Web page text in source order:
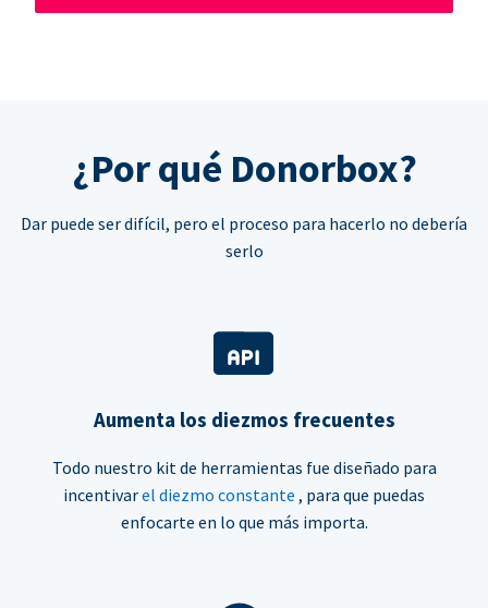
¿Por qué Donorbox?
Dar puede ser difícil, pero el proceso para hacerlo no debería
serlo
Aumenta los diezmos frecuentes
Todo nuestro kit de herramientas fue diseñado para
incentivarel diezmo constante , para que puedas
enfocarte en lo que más importa.